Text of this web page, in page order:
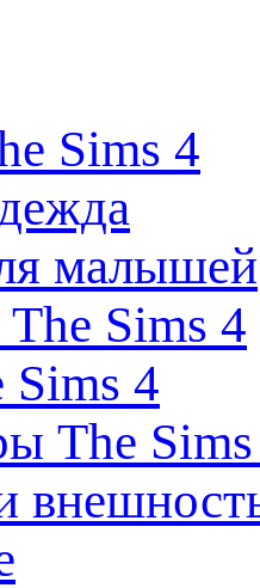
Sims 4
малышей
Sims 4
4
The